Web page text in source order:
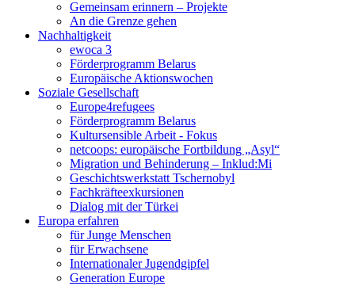
Gemeinsam erinnern – Projekte
An die Grenze gehen
Nachhaltigkeit
ewoca 3
Förderprogramm Belarus
Europäische Aktionswochen
Soziale Gesellschaft
Europe4refugees
Förderprogramm Belarus
Kultursensible Arbeit - Fokus
netcoops: europäische Fortbildung „Asyl“
Migration und Behinderung – Inklud:Mi
Geschichtswerkstatt Tschernobyl
Fachkräfteexkursionen
Dialog mit der Türkei
Europa erfahren
für Junge Menschen
für Erwachsene
Internationaler Jugendgipfel
Generation Europe